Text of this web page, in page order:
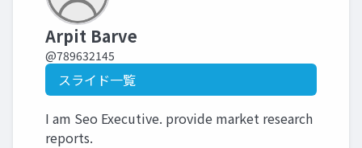
Arpit Barve
@789632145
スライド一覧
I am Seo Executive. provide market research
reports.